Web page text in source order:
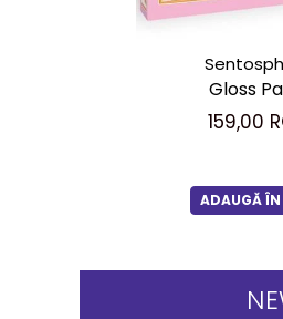
Gloss
159,00
ADAUGĂ